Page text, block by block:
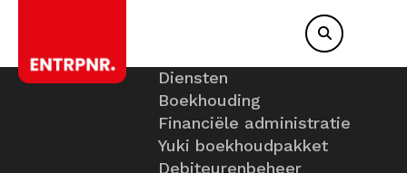
Diensten
Boekhouding
Financiële administratie
Yuki boekhoudpakket
Debiteurenbeheer